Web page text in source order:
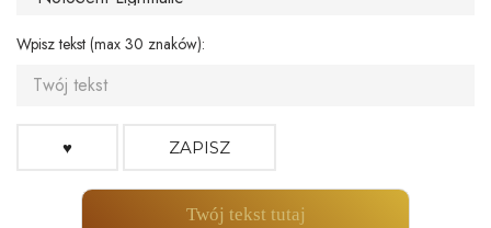
Wpisz tekst (max 30 znaków):
♥ ZAPISZ
Twój tekst tutaj